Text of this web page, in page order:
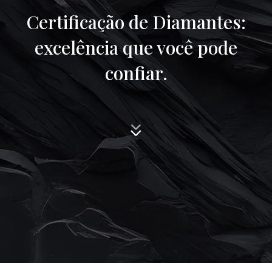
Certificação de Diamantes:
excelência que você pode
confiar.